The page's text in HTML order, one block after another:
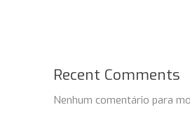
Recent Comments
Nenhum comentário para